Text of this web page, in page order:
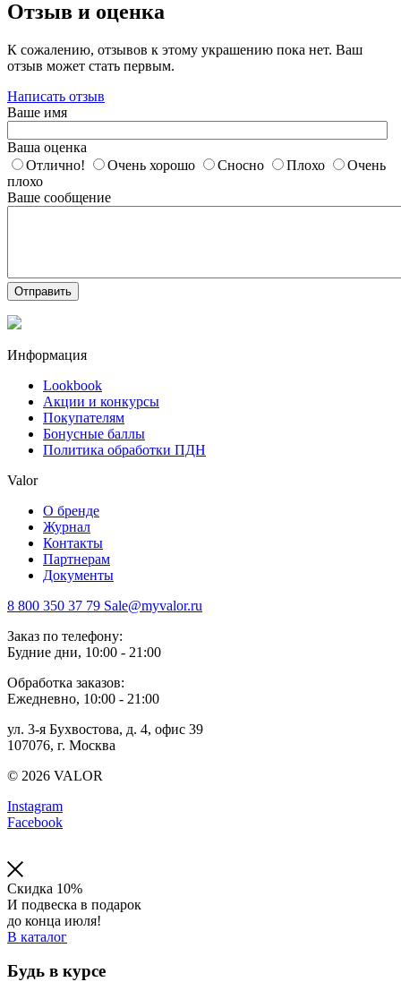
Отзыв и оценка
К сожалению, отзывов к этому украшению пока нет. Ваш
отзыв может стать первым.
Написать отзыв
Ваше имя
Ваша оценка
Отлично!
Очень хорошо Сносно Плохо
Очень
плохо
Ваше сообщение
Отправить
Информация
Lookbook
Акции и конкурсы
Покупателям
Бонусные баллы
Политика обработки ПДН
Valor
О бренде
Журнал
Контакты
Партнерам
Документы
8 800 350 37 79 Sale@myvalor.ru
Заказ по телефону:
Будние дни, 10:00 - 21:00
Обработка заказов:
Ежедневно, 10:00 - 21:00
ул. 3-я Бухвостова, д. 4, офис 39
107076, г. Москва
© 2026 VALOR
Instagram
Facebook
Скидка 10%
И подвеска в подарок
до конца июля!
В каталог
Будь в курсе